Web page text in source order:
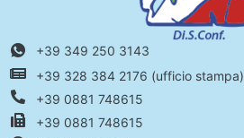
+39 349 250 3143
+39 328 384 2176 (ufficio stampa)
+39 0881 748615
+39 0881 748615